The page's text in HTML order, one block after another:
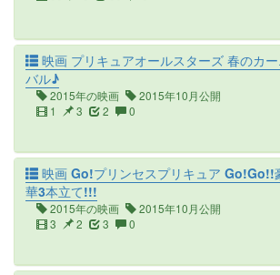
映画 プリキュアオールスターズ 春のカー
バル♪
2015年の映画
2015年10月公開
1
3 2 0
映画 Go!プリンセスプリキュア Go!Go!!
華3本立て!!!
2015年の映画
2015年10月公開
3
2 3 0